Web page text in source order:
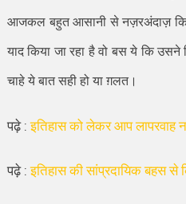
आजकल बहुत आसानी से नज़रअंदाज़
याद किया जा रहा है वो बस ये कि उसने
चाहे ये बात सही हो या ग़लत।
पढ़े :इतिहास को लेकर आप लापरवाह
पढ़े :इतिहास की सांप्रदायिक बहस से